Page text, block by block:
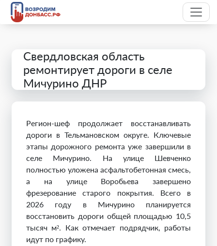
Свердловская область
ремонтирует дороги в селе
Мичурино ДНР
Регион-шеф продолжает восстанавливать
дороги в Тельмановском округе. Ключевые
этапы дорожного ремонта уже завершили в
селе Мичурино. На улице Шевченко
полностью уложена асфальтобетонная смесь,
а на улице Воробьева завершено
фрезерование старого покрытия. Всего в
2026 году в Мичурино планируется
восстановить дороги общей площадью 10,5
тысяч м². Как отмечает подрядчик, работы
идут по графику.